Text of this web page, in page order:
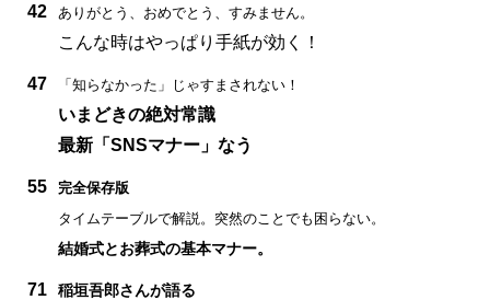
42 ありがとう、おめでとう、すみません。
こんな時はやっぱり手紙が効く！
47 「知らなかった」じゃすまされない！
いまどきの絶対常識
最新「SNSマナー」なう
55
完全保存版
タイムテーブルで解説。突然のことでも困らない。
結婚式とお葬式の基本マナー。
71
稲垣吾郎さんが語る